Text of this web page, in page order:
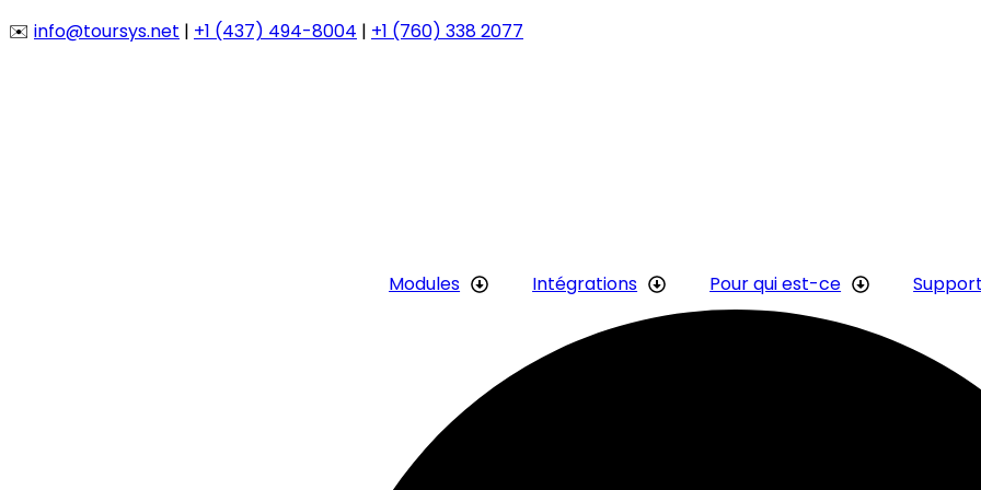
Aller
✉️ info@toursys.net | +1 (437) 494-8004 | +1 (760) 338 2077
Modules Intégrations Pour qui est-ce